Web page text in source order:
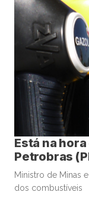
Está na
Petrobras
Ministro de Minas
dos combustíveis